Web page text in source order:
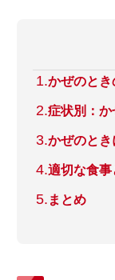
かぜのと
症状別：
かぜのと
適切な食
まとめ